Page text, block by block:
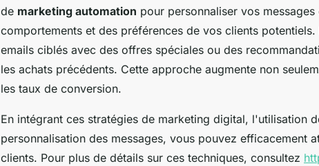
de marketing automation pour personnaliser vos
comportements et des préférences de vos clients
emails ciblés avec des offres spéciales ou des
les achats précédents. Cette approche augmente non
les taux de conversion.
En intégrant ces stratégies de marketing digital, l'utilisation
personnalisation des messages, vous pouvez efficacement
clients. Pour plus de détails sur ces techniques, consultez